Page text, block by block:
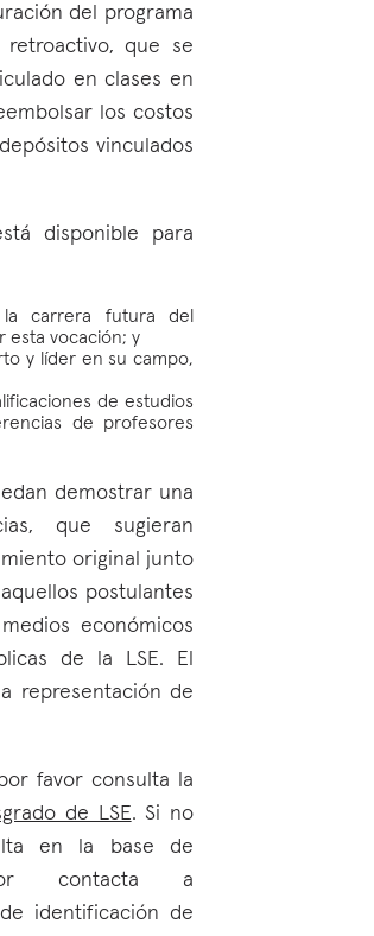
del programa
retroactivo, que se
en clases en
los costos
vinculados
disponible para
carrera futura del
esta vocación; y
y líder en su campo,
de estudios
de profesores
demostrar una
que sugieran
original junto
postulantes
económicos
de la LSE. El
representación de
favor consulta la
de LSE. Si no
en la base de
contacta a
identificación de